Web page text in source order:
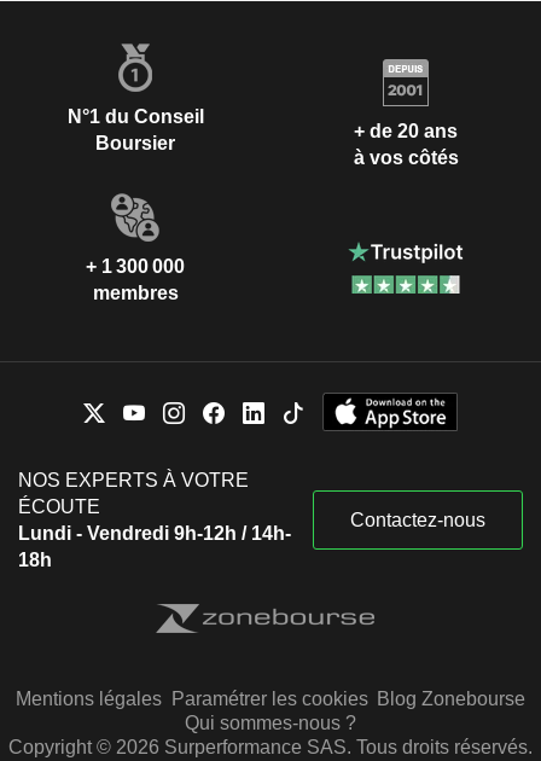
N°1 du Conseil
Boursier
+ de 20 ans
à vos côtés
+ 1 300 000
membres
NOS EXPERTS À VOTRE
ÉCOUTE
Lundi - Vendredi 9h-12h / 14h-
18h
Contactez-nous
Mentions légales Paramétrer les cookies Blog Zonebourse
Qui sommes-nous ?
Copyright © 2026 Surperformance SAS. Tous droits réservés.